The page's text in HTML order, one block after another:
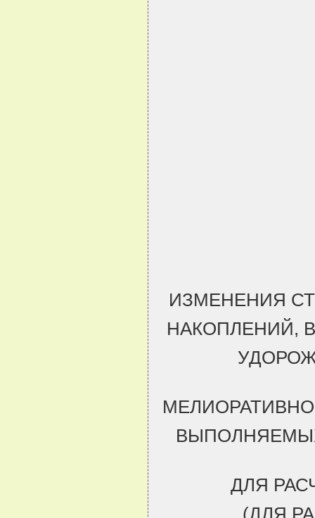
ИЗМЕНЕНИЯ
НАКОПЛЕНИЙ,
ДЛЯ
(ДЛЯ